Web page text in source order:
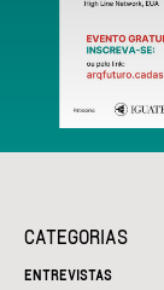
CATEGORIAS
ENTREVISTAS